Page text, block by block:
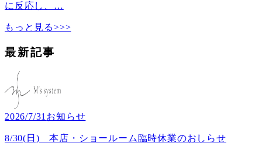
に反応し、 …
もっと見る>>>
最新記事
2026/7/31 お知らせ
8/30(日) 本店・ショールーム臨時休業のおしらせ